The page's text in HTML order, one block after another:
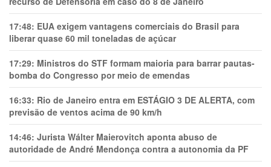
17:48: EUA exigem vantagens comerciais do Brasil para
liberar quase 60 mil toneladas de açúcar
17:29: Ministros do STF formam maioria para barrar pautas-
bomba do Congresso por meio de emendas
16:33: Rio de Janeiro entra em ESTÁGIO 3 DE ALERTA, com
previsão de ventos acima de 90 km/h
14:46: Jurista Wálter Maierovitch aponta abuso de
autoridade de André Mendonça contra a autonomia da PF